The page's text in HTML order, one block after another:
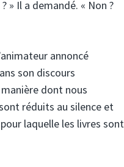
» Il a demandé. « Non ?
annoncé
son discours
dont nous
réduits au silence et
laquelle les livres sont